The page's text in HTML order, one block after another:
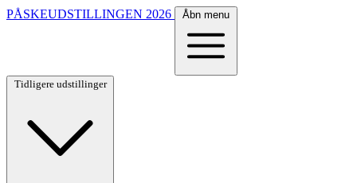
PÅSKEUDSTILLINGEN 2026 Åbn menu
Tidligere udstillinger